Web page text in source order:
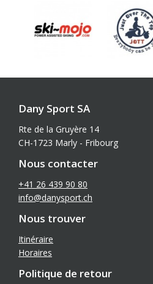
Dany Sport SA
Rte de la Gruyère 14
CH-1723 Marly - Fribourg
Nous contacter
+41 26 439 90 80
info@danysport.ch
Nous trouver
Itinéraire
Horaires
Politique de retour